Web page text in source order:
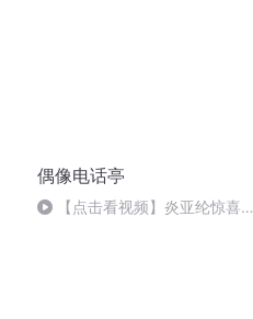
偶像电话亭
【点击看视频】炎亚纶惊喜连